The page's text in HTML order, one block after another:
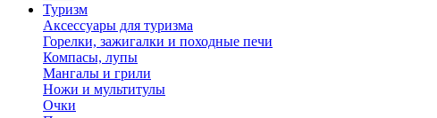
Туризм
Аксессуары для туризма
Горелки, зажигалки и походные печи
Компасы, лупы
Мангалы и грили
Ножи и мультитулы
Очки